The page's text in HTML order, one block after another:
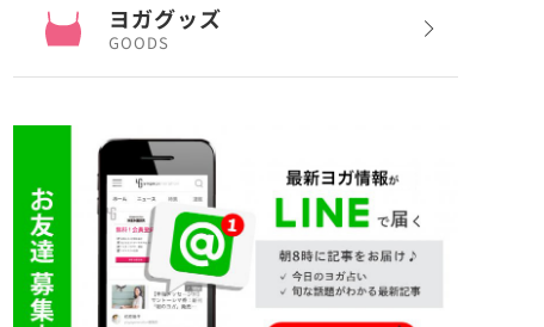
ヨガグッズ
GOODS